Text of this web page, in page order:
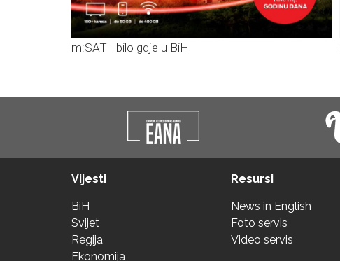
m:SAT - bilo gdje u BiH
Vijesti
BiH
Svijet
Regija
Ekonomija
Resursi
News in English
Foto servis
Video servis